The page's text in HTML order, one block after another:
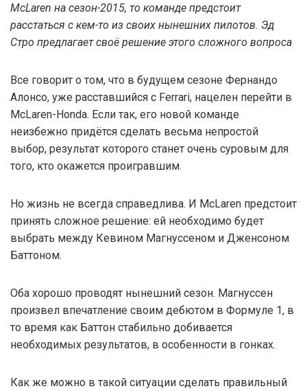
McLaren на сезон-2015, то команде предстоит
расстаться с кем-то из своих нынешних пилотов. Эд
Стро предлагает своё решение этого сложного вопроса
Все говорит о том, что в будущем сезоне Фернандо
Алонсо, уже расставшийся с Ferrari, нацелен перейти в
McLaren-Honda. Если так, его новой команде
неизбежно придётся сделать весьма непростой
выбор, результат которого станет очень суровым для
того, кто окажется проигравшим.
Но жизнь не всегда справедлива. И McLaren предстоит
принять сложное решение: ей необходимо будет
выбрать между Кевином Магнуссеном и Дженсоном
Баттоном.
Оба хорошо проводят нынешний сезон. Магнуссен
произвел впечатление своим дебютом в Формуле 1, в
то время как Баттон стабильно добивается
необходимых результатов, в особенности в гонках.
Как же можно в такой ситуации сделать правильный